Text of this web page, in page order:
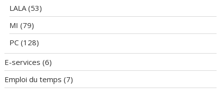
LALA(53)
MI (79)
PC (128)
E-services (6)
Emploi du temps (7)